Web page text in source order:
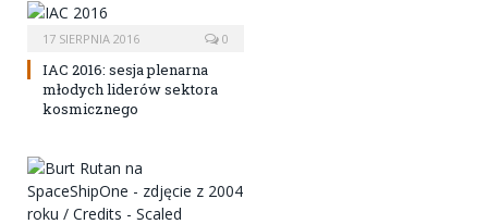
17 SIERPNIA 2016 0
IAC 2016: sesja plenarna
młodych liderów sektora
kosmicznego